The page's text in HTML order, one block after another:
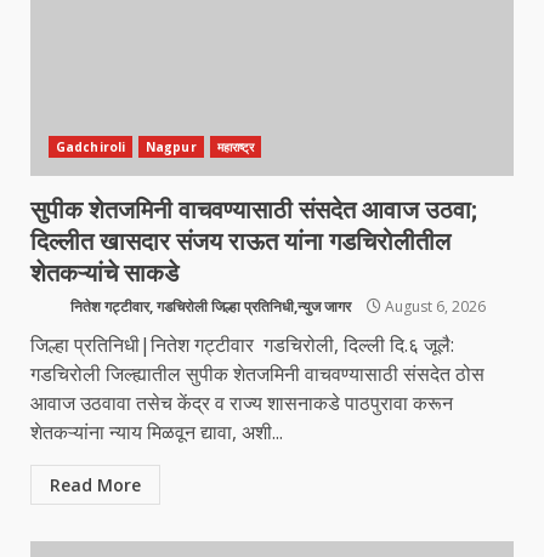
Gadchiroli Nagpur महाराष्ट्र
सुपीक शेतजमिनी वाचवण्यासाठी संसदेत आवाज उठवा;
दिल्लीत खासदार संजय राऊत यांना गडचिरोलीतील
शेतकऱ्यांचे साकडे
नितेश गट्टीवार, गडचिरोली जिल्हा प्रतिनिधी,न्युज जागर August 6, 2026
जिल्हा प्रतिनिधी|नितेश गट्टीवार गडचिरोली, दिल्ली दि.६ जूलै:
गडचिरोली जिल्ह्यातील सुपीक शेतजमिनी वाचवण्यासाठी संसदेत ठोस
आवाज उठवावा तसेच केंद्र व राज्य शासनाकडे पाठपुरावा करून
शेतकऱ्यांना न्याय मिळवून द्यावा, अशी...
Read More